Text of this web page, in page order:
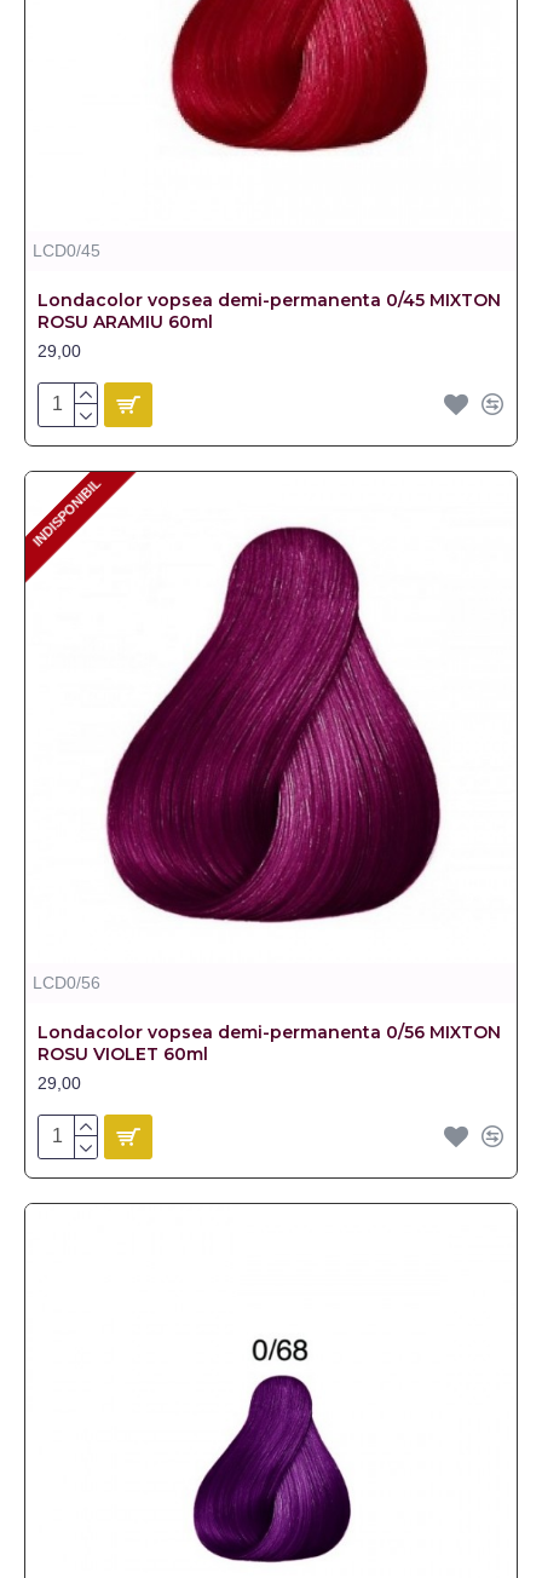
LCD0/45
Londacolor vopsea demi-permanenta 0/45 MIXTON
ROSU ARAMIU 60ml
29,00
INDISPONIBIL
INDISPONIBIL
LCD0/56
Londacolor vopsea demi-permanenta 0/56 MIXTON
ROSU VIOLET 60ml
29,00